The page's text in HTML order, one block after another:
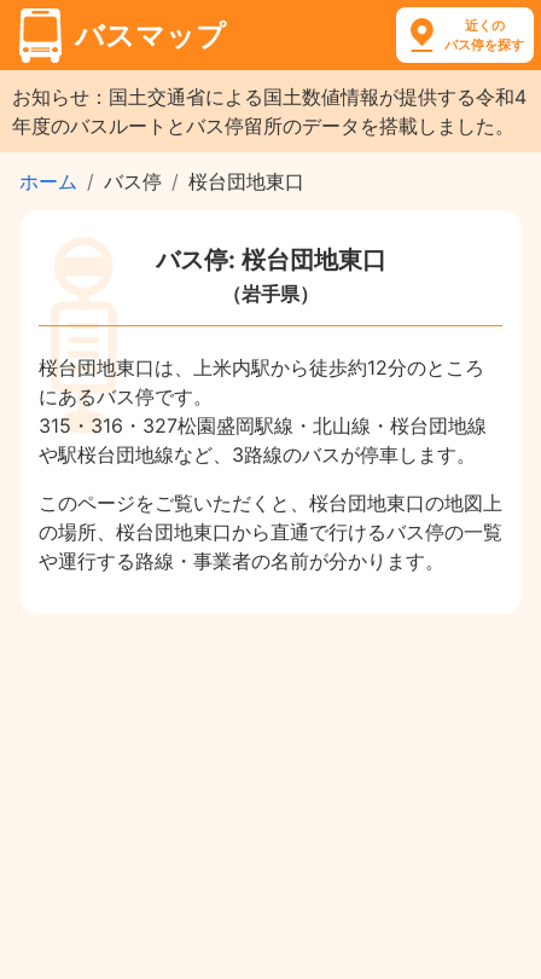
バスマップ
近くの
バス停を探す
お知らせ：国土交通省による国土数値情報が提供する令和4
年度のバスルートとバス停留所のデータを搭載しました。
ホーム バス停 桜台団地東口
バス停: 桜台団地東口
（岩手県）
桜台団地東口は、上米内駅から徒歩約12分のところ
にあるバス停です。
315・316・327松園盛岡駅線・北山線・桜台団地線
や駅桜台団地線など、3路線のバスが停車します。
このページをご覧いただくと、桜台団地東口の地図上
の場所、桜台団地東口から直通で行けるバス停の一覧
や運行する路線・事業者の名前が分かります。